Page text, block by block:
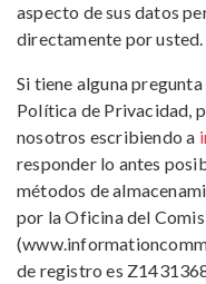
aspecto de sus datos
directamente por usted.
Si tiene alguna
Política de Privacidad,
nosotros escribiendo a
responder lo antes
métodos de
por la Oficina del
de registro es